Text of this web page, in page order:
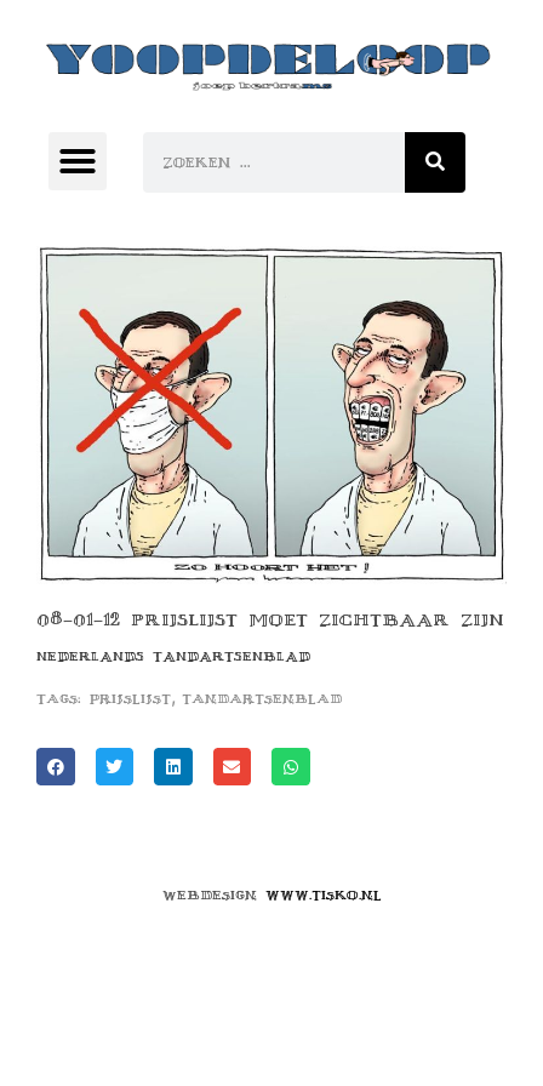
08-01-12 PRIJSLIJST MOET ZICHTBAAR ZIJN
NEDERLANDS TANDARTSENBLAD
Tags: prijslijst, tandartsenblad
Webdesign www.tisko.nl